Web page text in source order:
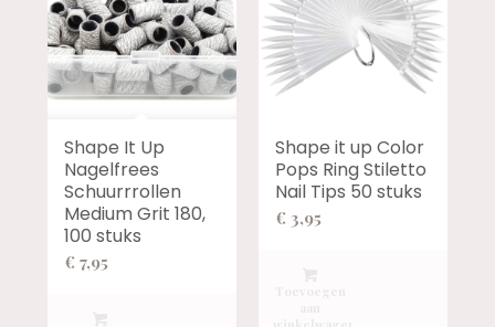
Shape It Up
Nagelfrees
Schuurrrollen
Medium Grit 180,
100 stuks
€ 7,95
Shape it up Color
Pops Ring Stiletto
Nail Tips 50 stuks
€ 3,95